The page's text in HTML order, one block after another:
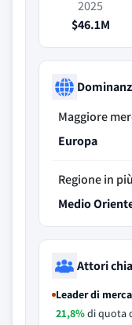
2025
$46.1M
Maggiore
Europa
Regione in
Medio
Attori
Leader di
21,8%di quota